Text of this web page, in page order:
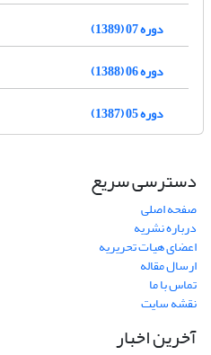
دوره 07 (1389)
دوره 06 (1388)
دوره 05 (1387)
دسترسی سریع
صفحه اصلی
درباره نشریه
اعضای هیات تحریریه
ارسال مقاله
تماس با ما
نقشه سایت
آخرین اخبار